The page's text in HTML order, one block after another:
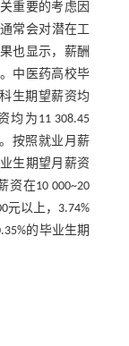
重要的考虑因
常会对潜在工
也显示，薪酬
中医药高校毕
生期望薪资均
均为11 308.45
按照就业月薪
生期望月薪资
资在10 000~20
元以上，3.74%
的毕业生期